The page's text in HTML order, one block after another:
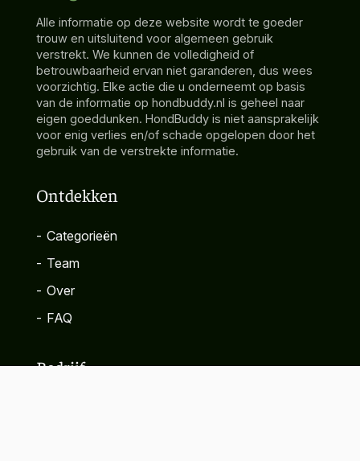
Alle informatie op deze website wordt te goeder
trouw en uitsluitend voor algemeen gebruik
verstrekt. We kunnen de volledigheid of
betrouwbaarheid ervan niet garanderen, dus wees
voorzichtig. Elke actie die u onderneemt op basis
van de informatie op hondbuddy.nl is geheel naar
eigen goeddunken. HondBuddy is niet aansprakelijk
voor enig verlies en/of schade opgelopen door het
gebruik van de verstrekte informatie.
Ontdekken
- Categorieën
- Team
- Over
- FAQ
Bedrijf